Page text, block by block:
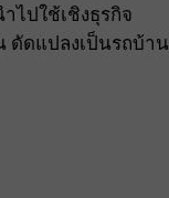
ไปใช้เชิงธุรกิจ
ดัดแปลงเป็นรถบ้าน